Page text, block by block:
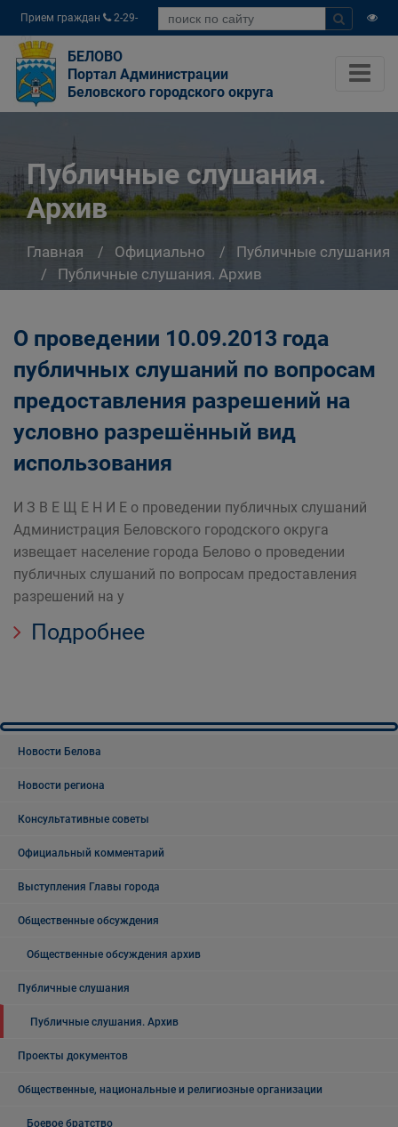
Прием граждан
2-29-
04
БЕЛОВО
Портал Администрации
Беловского городского округа
Публичные слушания.
Архив
Главная Официально
Публичные слушания
Публичные слушания. Архив
О проведении 10.09.2013 года
публичных слушаний по вопросам
предоставления разрешений на
условно разрешённый вид
использования
И З В Е Щ Е Н И Е о проведении публичных слушаний
Администрация Беловского городского округа
извещает население города Белово о проведении
публичных слушаний по вопросам предоставления
разрешений на у
Подробнее
Новости Белова
Новости региона
Консультативные советы
Официальный комментарий
Выступления Главы города
Общественные обсуждения
Общественные обсуждения архив
Публичные слушания
Публичные слушания. Архив
Проекты документов
Общественные, национальные и религиозные организации
Боевое братство